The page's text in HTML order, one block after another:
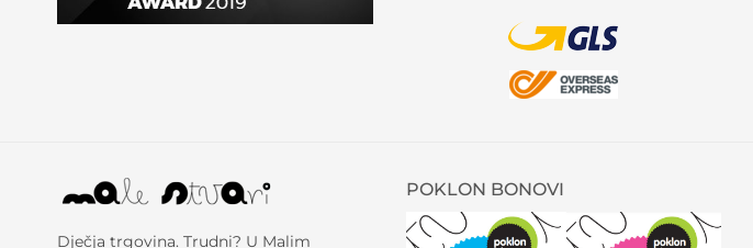
Dječja trgovina. Trudni? U Malim
POKLON BONOVI